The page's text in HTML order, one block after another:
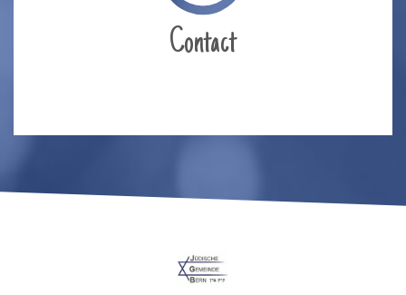
Contact